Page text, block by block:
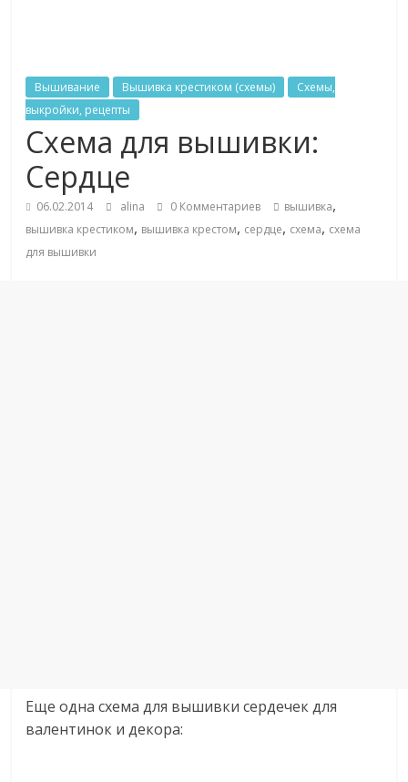
Вышивание Вышивка крестиком (схемы)
Схемы,
выкройки, рецепты
Схема для вышивки:
Сердце
06.02.2014 alina 0 Комментариев вышивка,
вышивка крестиком, вышивка крестом, сердце, схема, схема
для вышивки
Еще одна схема для вышивки сердечек для
валентинок и декора: